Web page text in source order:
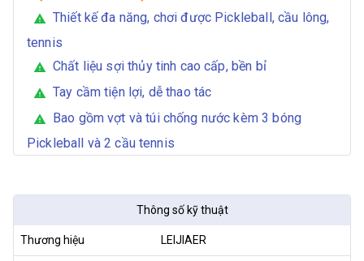
warning
Thiết kế đa năng, chơi được Pickleball, cầu lông,
tennis
warning Chất liệu sợi thủy tinh cao cấp, bền bỉ
warning Tay cầm tiện lợi, dễ thao tác
warning
Bao gồm vợt và túi chống nước kèm 3 bóng
Pickleball và 2 cầu tennis
Thông số kỹ thuật
Thương hiệu LEIJIAER